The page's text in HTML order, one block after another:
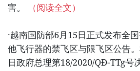
害。
（阅读全文）
·越南国防部6月15日正式发布全
他飞行器的禁飞区与限飞区公告
日政府总理第18/2020/QĐ-TTg号